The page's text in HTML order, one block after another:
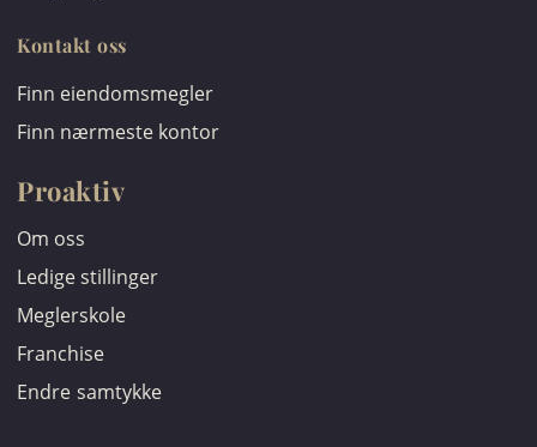
Kontakt oss
Finn eiendomsmegler
Finn nærmeste kontor
Proaktiv
Om oss
Ledige stillinger
Meglerskole
Franchise
Endre samtykke